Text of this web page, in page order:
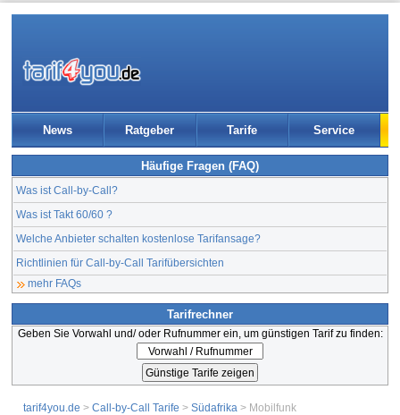
News Ratgeber Tarife Service
Häufige Fragen (FAQ)
Was ist Call-by-Call?
Was ist Takt 60/60 ?
Welche Anbieter schalten kostenlose Tarifansage?
Richtlinien für Call-by-Call Tarifübersichten
mehr FAQs
Tarifrechner
Geben Sie Vorwahl und/ oder Rufnummer ein, um günstigen Tarif zu finden:
tarif4you.de > Call-by-Call Tarife > Südafrika > Mobilfunk